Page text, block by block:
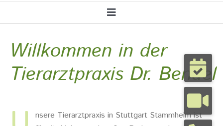
Toggle
Startseite
Notfall
Willkommen in der
Tierarztpraxis Dr. Bendel
nsere Tierarztpraxis in Stuttgart Stammheim ist